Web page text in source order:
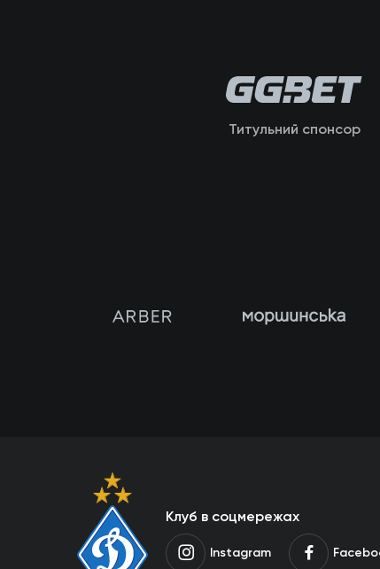
Титульний спонсор
Клуб в соцмережах
Instagram